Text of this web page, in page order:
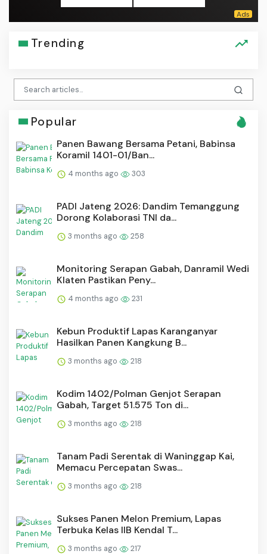
Trending
Popular
Panen Bawang Bersama Petani, Babinsa
Koramil 1401-01/Ban...
4 months ago 303
PADI Jateng 2026: Dandim Temanggung
Dorong Kolaborasi TNI da...
3 months ago 258
Monitoring Serapan Gabah, Danramil Wedi
Klaten Pastikan Peny...
4 months ago 231
⁠Kebun Produktif Lapas Karanganyar
Hasilkan Panen Kangkung B...
3 months ago 218
Kodim 1402/Polman Genjot Serapan
Gabah, Target 51.575 Ton di...
3 months ago 218
Tanam Padi Serentak di Waninggap Kai,
Memacu Percepatan Swas...
3 months ago 218
Sukses Panen Melon Premium, Lapas
Terbuka Kelas IIB Kendal T...
3 months ago 217